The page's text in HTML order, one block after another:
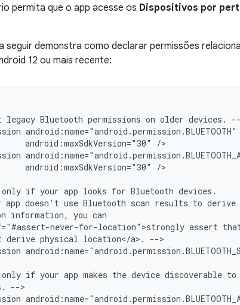
permita que o app acesse os Dispositivos por
seguir demonstra como declarar permissões
12 ou mais recente:
legacy Bluetooth permissions on older devices.
android:maxSdkVersion="30"
android:maxSdkVersion="30"
/>
only if your app looks for Bluetooth
app doesn't use Bluetooth scan results to derive
information, you
never-for-location">strongly assert
derive physical location</a>.
only if your app makes the device discoverable to